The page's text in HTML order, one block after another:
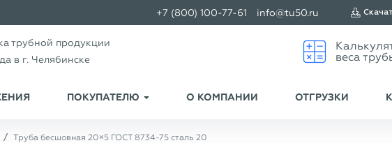
+7 (800) 100-77-61 info@tu50.ru
трубной продукции
в г. Челябинске
ПОКУПАТЕЛЮ О КОМПАНИИ ОТГРУЗКИ
Труба бесшовная 20×5 ГОСТ 8734-75 сталь 20